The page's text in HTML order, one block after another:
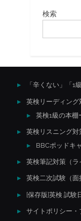
検索
「辛くない」「1
英検リーディング
英検1級の本棚
英検リスニング対
BBCポッドキ
英検筆記対策（ラ
英検二次試験（面
[保存版]英検 試験
サイトポリシー